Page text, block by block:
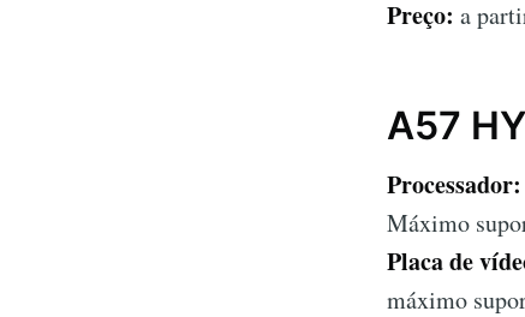
Preço: a
A57
Processador:
Máximo
Placa de
máximo